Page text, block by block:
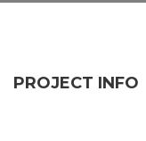
PROJECT INFO